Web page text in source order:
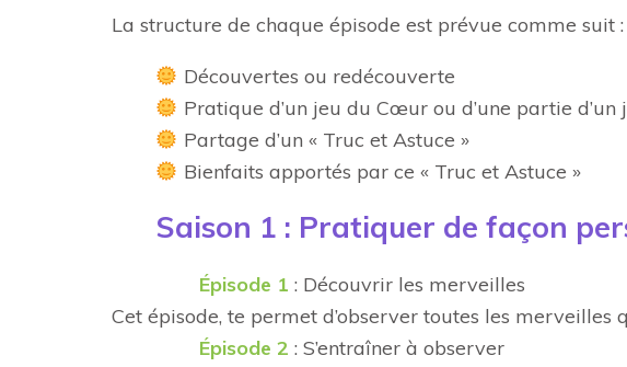
La structure de chaque épisode est prévue comme suit :
Découvertes ou redécouverte
Pratique d’un jeu du Cœur ou d’une partie
Partage d’un « Truc et Astuce »
Bienfaits apportés par ce « Truc et Astuce »
Saison 1 : Pratiquer de façon
Épisode 1 : Découvrir les merveilles
Cet épisode, te permet d’observer toutes les
Épisode 2 : S’entraîner à observer